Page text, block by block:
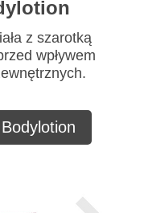
z szarotką
wpływem